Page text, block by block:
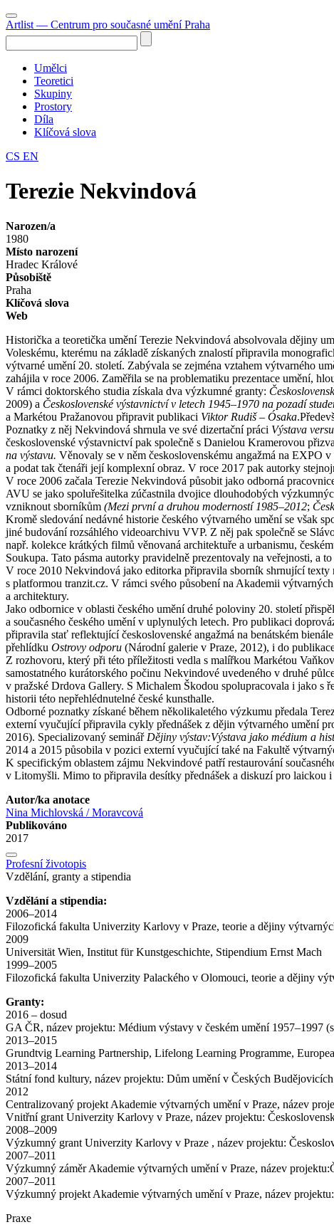
Artlist — Centrum pro současné umění Praha
Umělci
Teoretici
Skupiny
Prostory
Díla
Klíčová slova
CS EN
Terezie Nekvindová
Narozen/a
1980
Místo narození
Hradec Králové
Působiště
Praha
Klíčová slova
Web
Historička a teoretička umění Terezie Nekvindová absolvovala dějiny
Voleskému, kterému na základě získaných znalostí připravila
výtvarné umění 20. století. Zabývala se zejména vztahem výtvarného
zahájila v roce 2006. Zaměřila se na problematiku prezentace umění,
V rámci doktorského studia získala dva výzkumné granty:
2009) a Československé výstavnictví v letech 1945–1970 na pozadí
a Markétou Pražanovou připravit publikaci Viktor Rudiš – Ósaka
Poznatky z něj Nekvindová shrnula ve své dizertační práci Výstava
československé výstavnictví pak společně s Danielou Kramerovou
na výstavu. Věnovaly se v něm československému angažmá na EXPO
a podat tak čtenáři její komplexní obraz. V roce 2017 pak autorky
V roce 2006 začala Terezie Nekvindová působit jako odborná
AVU se jako spoluřešitelka zúčastnila dvojice dlouhodobých
vzniknout sborníkům (Mezi první a druhou moderností 1985–2012;
Kromě sledování nedávné historie českého výtvarného umění se však
jiné budování rozsáhlého videoarchivu VVP. Z něj pak společně se
např. kolekce krátkých filmů věnovaná architektuře a urbanismu,
Soukupa. Tato pásma autorky pravidelně prezentovaly na veřejnosti,
V roce 2010 Nekvindová jako editorka připravila sborník shrnující
s platformou tranzit.cz. V rámci svého působení na Akademii
a architektury.
Jako odbornice v oblasti českého umění druhé poloviny 20. století
a současného českého umění v uplynulých letech. Pro publikaci
připravila stať reflektující československé angažmá na benátském
přehlídku Ostrovy odporu (Národní galerie v Praze, 2012), i do
Z rozhovoru, který při této příležitosti vedla s malířkou Markétou
samostatného kurátorského počinu Nekvindové uvedeného v druhé
v pražské Drdova Gallery. S Michalem Škodou spolupracovala i jako s
historii této nepřehlédnutelné české kunsthalle.
Odborné poznatky získané během několikaletého výzkumu předala
externí vyučující připravila cykly přednášek z dějin výtvarného umění
2016). Specializovaný seminář Dějiny výstav:Výstava jako médium a
2014 a 2015 působila v pozici externí vyučující také na Fakultě
K specifickým oblastem zájmu Nekvindové patří restaurování
v Litomyšli. Mimo to připravila desítky přednášek a diskuzí pro laickou
Autor/ka anotace
Nina Michlovská / Moravcová
Publikováno
2017
Profesní životopis
Vzdělání, granty a stipendia
Vzdělání a stipendia:
2006–2014
Filozofická fakulta Univerzity Karlovy v Praze, teorie a dějiny
2009
Universität Wien, Institut für Kunstgeschichte, Stipendium Ernst Mach
1999–2005
Filozofická fakulta Univerzity Palackého v Olomouci, teorie a dějiny
Granty:
2016 – dosud
GA ČR, název projektu: Médium výstavy v českém umění 1957–1997
2013–2015
Grundtvig Learning Partnership, Lifelong Learning Programme,
2013–2014
Státní fond kultury, název projektu: Dům umění v Českých
2012
Centralizovaný projekt Akademie výtvarných umění v Praze, název
Vnitřní grant Univerzity Karlovy v Praze, název projektu:
2008–2009
Výzkumný grant Univerzity Karlovy v Praze , název projektu:
2007–2011
Výzkumný záměr Akademie výtvarných umění v Praze, název
2007–2011
Výzkumný projekt Akademie výtvarných umění v Praze, název
Praxe